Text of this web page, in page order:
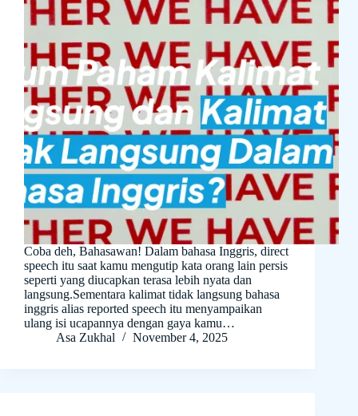
Coba deh, Bahasawan! Dalam bahasa Inggris, direct
speech itu saat kamu mengutip kata orang lain persis
seperti yang diucapkan terasa lebih nyata dan
langsung.Sementara kalimat tidak langsung bahasa
inggris alias reported speech itu menyampaikan
ulang isi ucapannya dengan gaya kamu…
Asa Zukhal
November 4, 2025